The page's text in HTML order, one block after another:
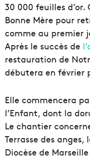
30 000 feuilles d’or.
Bonne Mère pour
comme au premier
Après le succès de
restauration de
débutera en février
Elle commencera
l’Enfant, dont la
Le chantier
Terrasse des
Diocèse de